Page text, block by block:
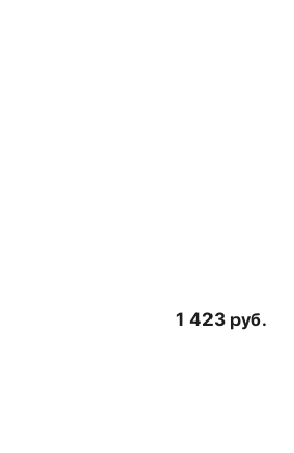
1 423 руб.